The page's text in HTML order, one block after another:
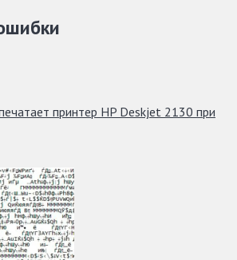
принтер HP Deskjet 2130 при